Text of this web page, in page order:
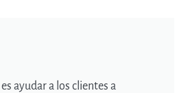
ayudar a los clientes a